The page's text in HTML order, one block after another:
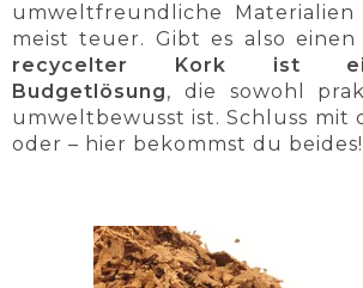
umweltfreundliche Materialien
meist teuer. Gibt es also einen
recycelter Kork ist
Budgetlösung, die sowohl
umweltbewusst ist. Schluss mit
oder – hier bekommst du beides!